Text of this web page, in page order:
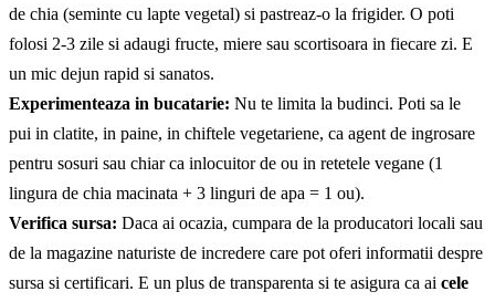
de chia (seminte cu lapte vegetal) si pastreaz-o la frigider. O poti
folosi 2-3 zile si adaugi fructe, miere sau scortisoara in fiecare zi. E
un mic dejun rapid si sanatos.
Experimenteaza in bucatarie: Nu te limita la budinci. Poti sa le
pui in clatite, in paine, in chiftele vegetariene, ca agent de ingrosare
pentru sosuri sau chiar ca inlocuitor de ou in retetele vegane (1
lingura de chia macinata + 3 linguri de apa = 1 ou).
Verifica sursa: Daca ai ocazia, cumpara de la producatori locali sau
de la magazine naturiste de incredere care pot oferi informatii despre
sursa si certificari. E un plus de transparenta si te asigura ca ai cele